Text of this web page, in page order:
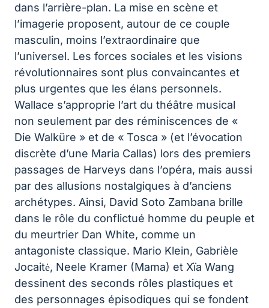
dans l’arrière-plan. La mise en scène et
l’imagerie proposent, autour de ce couple
masculin, moins l’extraordinaire que
l’universel. Les forces sociales et les visions
révolutionnaires sont plus convaincantes et
plus urgentes que les élans personnels.
Wallace s’approprie l’art du théâtre musical
non seulement par des réminiscences de «
Die Walküre » et de « Tosca » (et l’évocation
discrète d’une Maria Callas) lors des premiers
passages de Harveys dans l’opéra, mais aussi
par des allusions nostalgiques à d’anciens
archétypes. Ainsi, David Soto Zambana brille
dans le rôle du conflictué homme du peuple et
du meurtrier Dan White, comme un
antagoniste classique. Mario Klein, Gabrièle
Jocaitė, Neele Kramer (Mama) et Xïa Wang
dessinent des seconds rôles plastiques et
des personnages épisodiques qui se fondent